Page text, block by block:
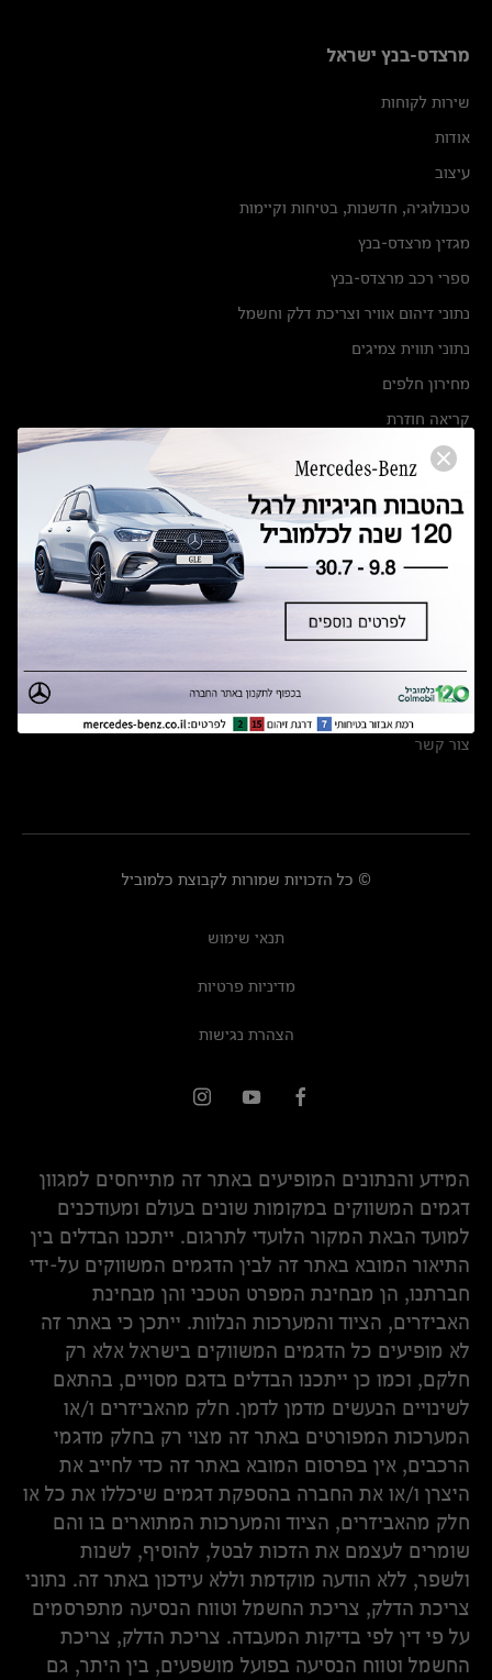
מרצדס-בנץ ישראל
שירות לקוחות
אודות
עיצוב
טכנולוגיה, חדשנות, בטיחות וקיימות
מגזין מרצדס-בנץ
ספרי רכב מרצדס-בנץ
נתוני זיהום אוויר וצריכת דלק וחשמל
נתוני תווית צמיגים
מחירון חלפים
קריאה חוזרת
הודעה על הטבות לרכבי מרצדס בהסדר פשרה בתצ 56447-02-19
תקנון ימי מכירות 120 לכלמוביל
מצאו אותנו
אולמות תצוגה
מרכזי שירות
צור קשר
© כל הזכויות שמורות לקבוצת כלמוביל
תנאי שימוש
מדיניות פרטיות
הצהרת נגישות
המידע והנתונים המופיעים באתר זה מתייחסים למגוון
דגמים המשווקים במקומות שונים בעולם ומעודכנים
למועד הבאת המקור הלועדי לתרגום. ייתכנו הבדלים בין
התיאור המובא באתר זה לבין הדגמים המשווקים על-ידי
חברתנו, הן מבחינת המפרט הטכני והן מבחינת
האביזרים, הציוד והמערכות הנלוות. ייתכן כי באתר זה
לא מופיעים כל הדגמים המשווקים בישראל אלא רק
חלקם, וכמו כן ייתכנו הבדלים בדגם מסויים, בהתאם
לשינויים הנעשים מדמן לדמן. חלק מהאביזרים ו/או
המערכות המפורטים באתר זה מצוי רק בחלק מדגמי
הרכבים, אין בפרסום המובא באתר זה כדי לחייב את
היצרן ו/או את החברה בהספקת דגמים שיכללו את כל או
חלק מהאביזרים, הציוד והמערכות המתוארים בו והם
שומרים לעצמם את הזכות לבטל, להוסיף, לשנות
ולשפר, ללא הודעה מוקדמת וללא עידכון באתר זה. נתוני
צריכת הדלק, צריכת החשמל וטווח הנסיעה מתפרסמים
על פי דין לפי בדיקות המעבדה. צריכת הדלק, צריכת
החשמל וטווח הנסיעה בפועל מושפעים, בין היתר, גם